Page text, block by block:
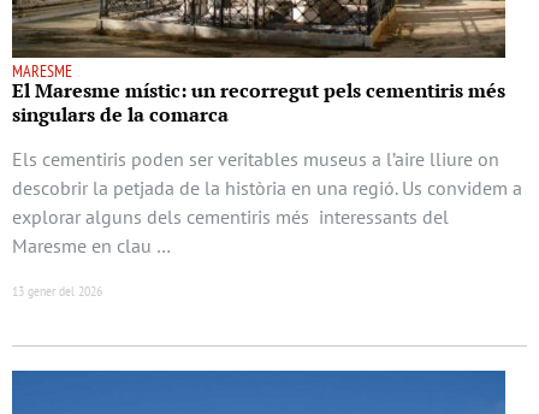
MARESME
El Maresme místic: un recorregut pels cementiris més
singulars de la comarca
Els cementiris poden ser veritables museus a l’aire lliure on
descobrir la petjada de la història en una regió. Us convidem a
explorar alguns dels cementiris més interessants del
Maresme en clau …
13 gener del 2026